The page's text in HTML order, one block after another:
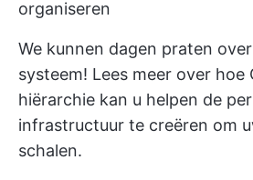
organiseren
We kunnen dagen praten
systeem! Lees meer over hoe
hiërarchie kan u helpen de
infrastructuur te creëren om
schalen.